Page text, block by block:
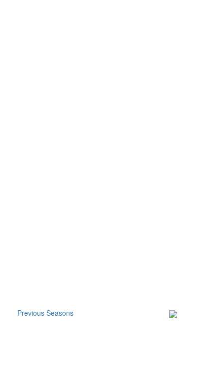
Previous Seasons